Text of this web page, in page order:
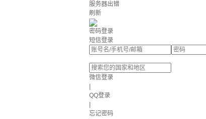
服务器出错
刷新
密码登录
短信登录
微信登录
QQ登录
忘记密码